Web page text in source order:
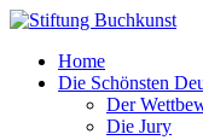
Home
Die Schönsten
Der
Die Jury